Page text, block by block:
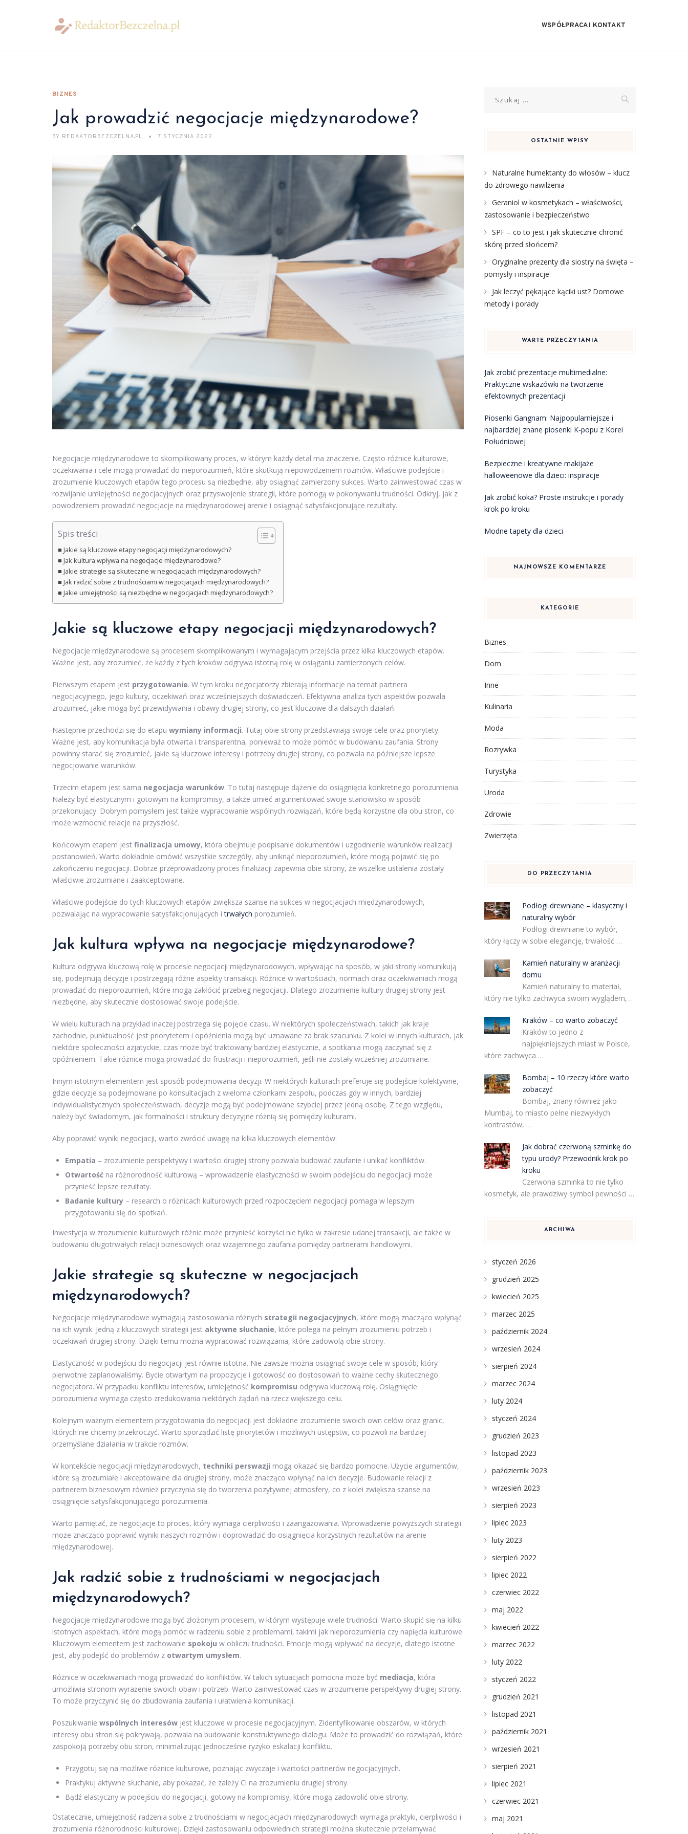
WSPÓŁPRACA I KONTAKT
BIZNES
Jak prowadzić negocjacje międzynarodowe?
BY REDAKTORBEZCZELNA.PL 7 STYCZNIA 2022
Negocjacje międzynarodowe to skomplikowany proces, w którym każdy detal ma znaczenie. Często różnice kulturowe,
oczekiwania i cele mogą prowadzić do nieporozumień, które skutkują niepowodzeniem rozmów. Właściwe podejście i
zrozumienie kluczowych etapów tego procesu są niezbędne, aby osiągnąć zamierzony sukces. Warto zainwestować czas w
rozwijanie umiejętności negocjacyjnych oraz przyswojenie strategii, które pomogą w pokonywaniu trudności. Odkryj, jak z
powodzeniem prowadzić negocjacje na międzynarodowej arenie i osiągnąć satysfakcjonujące rezultaty.
Spis treści
Jakie są kluczowe etapy negocjacji międzynarodowych?
Jak kultura wpływa na negocjacje międzynarodowe?
Jakie strategie są skuteczne w negocjacjach międzynarodowych?
Jak radzić sobie z trudnościami w negocjacjach międzynarodowych?
Jakie umiejętności są niezbędne w negocjacjach międzynarodowych?
Jakie są kluczowe etapy negocjacji międzynarodowych?
Negocjacje międzynarodowe są procesem skomplikowanym i wymagającym przejścia przez kilka kluczowych etapów.
Ważne jest, aby zrozumieć, że każdy z tych kroków odgrywa istotną rolę w osiąganiu zamierzonych celów.
Pierwszym etapem jest przygotowanie. W tym kroku negocjatorzy zbierają informacje na temat partnera
negocjacyjnego, jego kultury, oczekiwań oraz wcześniejszych doświadczeń. Efektywna analiza tych aspektów pozwala
zrozumieć, jakie mogą być przewidywania i obawy drugiej strony, co jest kluczowe dla dalszych działań.
Następnie przechodzi się do etapu wymiany informacji. Tutaj obie strony przedstawiają swoje cele oraz priorytety.
Ważne jest, aby komunikacja była otwarta i transparentna, ponieważ to może pomóc w budowaniu zaufania. Strony
powinny starać się zrozumieć, jakie są kluczowe interesy i potrzeby drugiej strony, co pozwala na późniejsze lepsze
negocjowanie warunków.
Trzecim etapem jest sama negocjacja warunków. To tutaj następuje dążenie do osiągnięcia konkretnego porozumienia.
Należy być elastycznym i gotowym na kompromisy, a także umieć argumentować swoje stanowisko w sposób
przekonujący. Dobrym pomysłem jest także wypracowanie wspólnych rozwiązań, które będą korzystne dla obu stron, co
może wzmocnić relacje na przyszłość.
Końcowym etapem jest finalizacja umowy, która obejmuje podpisanie dokumentów i uzgodnienie warunków realizacji
postanowień. Warto dokładnie omówić wszystkie szczegóły, aby uniknąć nieporozumień, które mogą pojawić się po
zakończeniu negocjacji. Dobrze przeprowadzony proces finalizacji zapewnia obie strony, że wszelkie ustalenia zostały
właściwie zrozumiane i zaakceptowane.
Właściwe podejście do tych kluczowych etapów zwiększa szanse na sukces w negocjacjach międzynarodowych,
pozwalając na wypracowanie satysfakcjonujących itrwałych porozumień.
Jak kultura wpływa na negocjacje międzynarodowe?
Kultura odgrywa kluczową rolę w procesie negocjacji międzynarodowych, wpływając na sposób, w jaki strony komunikują
się, podejmują decyzje i postrzegają różne aspekty transakcji. Różnice w wartościach, normach oraz oczekiwaniach mogą
prowadzić do nieporozumień, które mogą zakłócić przebieg negocjacji. Dlatego zrozumienie kultury drugiej strony jest
niezbędne, aby skutecznie dostosować swoje podejście.
W wielu kulturach na przykład inaczej postrzega się pojęcie czasu. W niektórych społeczeństwach, takich jak kraje
zachodnie, punktualność jest priorytetem i opóźnienia mogą być uznawane za brak szacunku. Z kolei w innych kulturach, jak
niektóre społeczności azjatyckie, czas może być traktowany bardziej elastycznie, a spotkania mogą zaczynać się z
opóźnieniem. Takie różnice mogą prowadzić do frustracji i nieporozumień, jeśli nie zostały wcześniej zrozumiane.
Innym istotnym elementem jest sposób podejmowania decyzji. W niektórych kulturach preferuje się podejście kolektywne,
gdzie decyzje są podejmowane po konsultacjach z wieloma członkami zespołu, podczas gdy w innych, bardziej
indywidualistycznych społeczeństwach, decyzje mogą być podejmowane szybciej przez jedną osobę. Z tego względu,
należy być świadomym, jak formalności i struktury decyzyjne różnią się pomiędzy kulturami.
Aby poprawić wyniki negocjacji, warto zwrócić uwagę na kilka kluczowych elementów:
Empatia – zrozumienie perspektywy i wartości drugiej strony pozwala budować zaufanie i unikać konfliktów.
Otwartość na różnorodność kulturową – wprowadzenie elastyczności w swoim podejściu do negocjacji może
przynieść lepsze rezultaty.
Badanie kultury – research o różnicach kulturowych przed rozpoczęciem negocjacji pomaga w lepszym
przygotowaniu się do spotkań.
Inwestycja w zrozumienie kulturowych różnic może przynieść korzyści nie tylko w zakresie udanej transakcji, ale także w
budowaniu długotrwałych relacji biznesowych oraz wzajemnego zaufania pomiędzy partnerami handlowymi.
Jakie strategie są skuteczne w negocjacjach
międzynarodowych?
Negocjacje międzynarodowe wymagają zastosowania różnych strategii negocjacyjnych, które mogą znacząco wpłynąć
na ich wynik. Jedną z kluczowych strategii jest aktywne słuchanie, które polega na pełnym zrozumieniu potrzeb i
oczekiwań drugiej strony. Dzięki temu można wypracować rozwiązania, które zadowolą obie strony.
Elastyczność w podejściu do negocjacji jest równie istotna. Nie zawsze można osiągnąć swoje cele w sposób, który
pierwotnie zaplanowaliśmy. Bycie otwartym na propozycje i gotowość do dostosowań to ważne cechy skutecznego
negocjatora. W przypadku konfliktu interesów, umiejętność kompromisu odgrywa kluczową rolę. Osiągnięcie
porozumienia wymaga często zredukowania niektórych żądań na rzecz większego celu.
Kolejnym ważnym elementem przygotowania do negocjacji jest dokładne zrozumienie swoich own celów oraz granic,
których nie chcemy przekroczyć. Warto sporządzić listę priorytetów i możliwych ustępstw, co pozwoli na bardziej
przemyślane działania w trakcie rozmów.
W kontekście negocjacji międzynarodowych, techniki perswazji mogą okazać się bardzo pomocne. Użycie argumentów,
które są zrozumiałe i akceptowalne dla drugiej strony, może znacząco wpłynąć na ich decyzje. Budowanie relacji z
partnerem biznesowym również przyczynia się do tworzenia pozytywnej atmosfery, co z kolei zwiększa szanse na
osiągnięcie satysfakcjonującego porozumienia.
Warto pamiętać, że negocjacje to proces, który wymaga cierpliwości i zaangażowania. Wprowadzenie powyższych strategii
może znacząco poprawić wyniki naszych rozmów i doprowadzić do osiągnięcia korzystnych rezultatów na arenie
międzynarodowej.
Jak radzić sobie z trudnościami w negocjacjach
międzynarodowych?
Negocjacje międzynarodowe mogą być złożonym procesem, w którym występuje wiele trudności. Warto skupić się na kilku
istotnych aspektach, które mogą pomóc w radzeniu sobie z problemami, takimi jak nieporozumienia czy napięcia kulturowe.
Kluczowym elementem jest zachowanie spokoju w obliczu trudności. Emocje mogą wpływać na decyzje, dlatego istotne
jest, aby podejść do problemów z otwartym umysłem.
Różnice w oczekiwaniach mogą prowadzić do konfliktów. W takich sytuacjach pomocna może być mediacja, która
umożliwia stronom wyrażenie swoich obaw i potrzeb. Warto zainwestować czas w zrozumienie perspektywy drugiej strony.
To może przyczynić się do zbudowania zaufania i ułatwienia komunikacji.
Poszukiwanie wspólnych interesów jest kluczowe w procesie negocjacyjnym. Zidentyfikowanie obszarów, w których
interesy obu stron się pokrywają, pozwala na budowanie konstruktywnego dialogu. Może to prowadzić do rozwiązań, które
zaspokoją potrzeby obu stron, minimalizując jednocześnie ryzyko eskalacji konfliktu.
Przygotuj się na możliwe różnice kulturowe, poznając zwyczaje i wartości partnerów negocjacyjnych.
Praktykuj aktywne słuchanie, aby pokazać, że zależy Ci na zrozumieniu drugiej strony.
Bądź elastyczny w podejściu do negocjacji, gotowy na kompromisy, które mogą zadowolić obie strony.
Ostatecznie, umiejętność radzenia sobie z trudnościami w negocjacjach międzynarodowych wymaga praktyki, cierpliwości i
zrozumienia różnorodności kulturowej. Dzięki zastosowaniu odpowiednich strategii można skutecznie przełamywać
OSTATNIE WPISY
Naturalne humektanty do włosów – klucz
do zdrowego nawilżenia
Geraniol w kosmetykach – właściwości,
zastosowanie i bezpieczeństwo
SPF – co to jest i jak skutecznie chronić
skórę przed słońcem?
Oryginalne prezenty dla siostry na święta –
pomysły i inspiracje
Jak leczyć pękające kąciki ust? Domowe
metody i porady
WARTE PRZECZYTANIA
Jak zrobić prezentacje multimedialne:
Praktyczne wskazówki na tworzenie
efektownych prezentacji
Piosenki Gangnam: Najpopularniejsze i
najbardziej znane piosenki K-popu z Korei
Południowej
Bezpieczne i kreatywne makijaże
halloweenowe dla dzieci: inspiracje
Jak zrobić koka? Proste instrukcje i porady
krok po kroku
Modne tapety dla dzieci
NAJNOWSZE KOMENTARZE
KATEGORIE
Biznes
Dom
Inne
Kulinaria
Moda
Rozrywka
Turystyka
Uroda
Zdrowie
Zwierzęta
DO PRZECZYTANIA
Podłogi drewniane – klasyczny i
naturalny wybór
Podłogi drewniane to wybór,
który łączy w sobie elegancję, trwałość …
Kamień naturalny w aranżacji
domu
Kamień naturalny to materiał,
który nie tylko zachwyca swoim wyglądem, …
Kraków – co warto zobaczyć
Kraków to jedno z
najpiękniejszych miast w Polsce,
które zachwyca …
Bombaj – 10 rzeczy które warto
zobaczyć
Bombaj, znany również jako
Mumbaj, to miasto pełne niezwykłych
kontrastów, …
Jak dobrać czerwoną szminkę do
typu urody? Przewodnik krok po
kroku
Czerwona szminka to nie tylko
kosmetyk, ale prawdziwy symbol pewności …
ARCHIWA
styczeń 2026
grudzień 2025
kwiecień 2025
marzec 2025
październik 2024
wrzesień 2024
sierpień 2024
marzec 2024
luty 2024
styczeń 2024
grudzień 2023
listopad 2023
październik 2023
wrzesień 2023
sierpień 2023
lipiec 2023
luty 2023
sierpień 2022
lipiec 2022
czerwiec 2022
maj 2022
kwiecień 2022
marzec 2022
luty 2022
styczeń 2022
grudzień 2021
listopad 2021
październik 2021
wrzesień 2021
sierpień 2021
lipiec 2021
czerwiec 2021
maj 2021